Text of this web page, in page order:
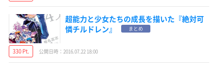
超能力と少女たちの成長を描いた『絶対可
憐チルドレン』
まとめ
330 Pt. 公開日時：2016.07.22 18:00